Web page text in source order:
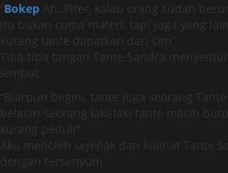
“Bokep Ah..Piter, kalau orang sudah
itu bukan cuma materi, tapi juga yang
kurang tante dapatkan dari Om”.
Tiba-tiba tangan Tante Sandra
lembut.
“Biarpun begini, tante juga seorang
belaian seorang laki-laki tante masih
kurang peduli”.
Aku menoleh sejenak dan kulihat Tante
dengan tersenyum.